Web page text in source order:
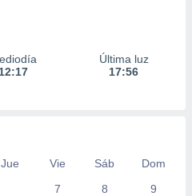
12:17
Última luz
17:56
Jue Vie Sáb
Dom
7
8 9